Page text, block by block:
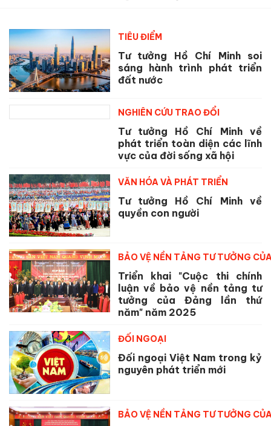
TIÊU ĐIỂM
Tư tưởng Hồ Chí Minh soi
sáng hành trình phát triển
đất nước
NGHIÊN CỨU TRAO ĐỔI
Tư tưởng Hồ Chí Minh về
phát triển toàn diện các lĩnh
vực của đời sống xã hội
VĂN HÓA VÀ PHÁT TRIỂN
Tư tưởng Hồ Chí Minh về
quyền con người
BẢO VỆ NỀN TẢNG TƯ TƯỞNG
Triển khai "Cuộc thi chính
luận về bảo vệ nền tảng tư
tưởng của Đảng lần thứ
năm" năm 2025
ĐỐI NGOẠI
Đối ngoại Việt Nam trong kỷ
nguyên phát triển mới
BẢO VỆ NỀN TẢNG TƯ TƯỞNG